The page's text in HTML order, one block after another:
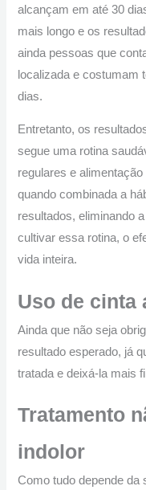
alcançam em até 30
mais longo e os
ainda pessoas que
localizada e costumam
dias.
Entretanto, os
segue uma rotina
regulares e
quando combinada a
resultados, eliminando
cultivar essa rotina, o
vida inteira.
Uso de cinta
Ainda que não seja
resultado esperado, já
tratada e deixá-la mais
Tratamento
indolor
Como tudo depende da